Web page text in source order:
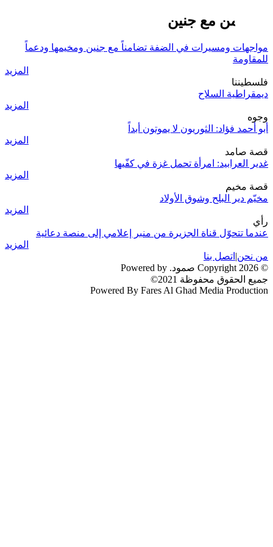
التضامن مع جنين
مواجهات ومسيرات في الضفة تضامناً مع جنين ومخيمها ودعماً
للمقاومة
المزيد
فلسطيننا
ديمقراطية السلاح
المزيد
وجوه
أبو أحمد فؤاد: الثوريون لا يموتون أبداً
المزيد
قصة صامد
غدير العرابيد: امرأة تحمل غزة في كفّيها
المزيد
قصة مخيم
مخيّم دير البلح وشوق الأولاد
المزيد
رأي
عندما تتحوّل قناة الجزيرة من منبر إعلامي إلى منصة دعائية
المزيد
من نحن| اتصل بنا
© 2026 Copyright صمود. Powered by
جميع الحقوق محفوظة 2021©
Powered By Fares Al Ghad Media Production